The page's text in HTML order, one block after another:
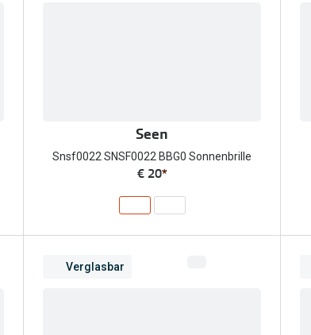
Seen
Snsf0022 SNSF0022 BBG0 Sonnenbrille
€ 20*
Verglasbar